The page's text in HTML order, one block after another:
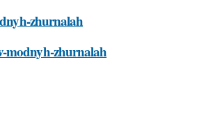
zhurnalah
modnyh-zhurnalah